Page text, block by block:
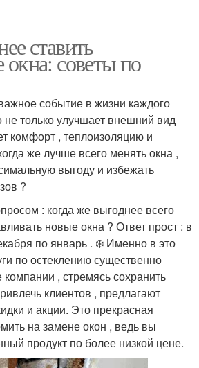
ставить
окна: советы по
событие в жизни каждого
только улучшает внешний вид
комфорт , теплоизоляцию и
же лучше всего менять окна ,
выгоду и избежать
?
: когда же выгоднее всего
новые окна ? Ответ прост : в
по январь . ❄️ Именно в это
по остеклению существенно
, стремясь сохранить
клиентов , предлагают
и акции. Это прекрасная
на замене окон , ведь вы
продукт по более низкой цене.